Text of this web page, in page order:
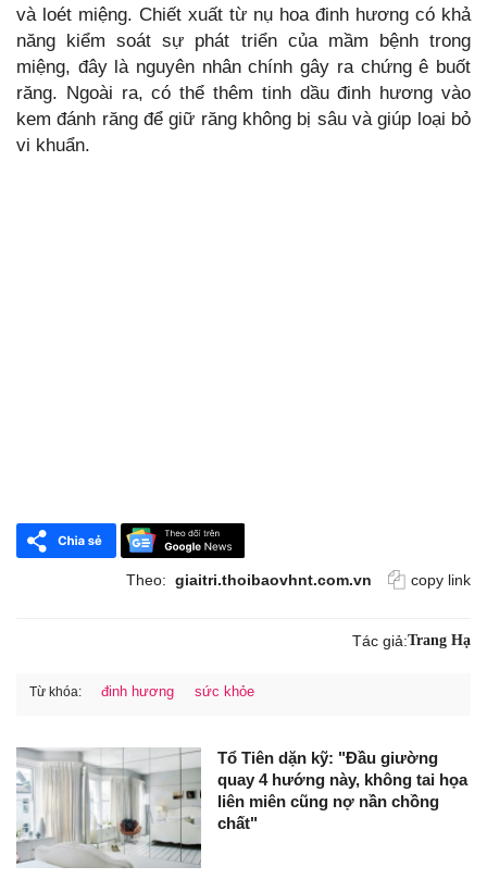
và loét miệng. Chiết xuất từ nụ hoa đinh hương có khả
năng kiểm soát sự phát triển của mầm bệnh trong
miệng, đây là nguyên nhân chính gây ra chứng ê buốt
răng. Ngoài ra, có thể thêm tinh dầu đinh hương vào
kem đánh răng để giữ răng không bị sâu và giúp loại bỏ
vi khuẩn.
Theo: giaitri.thoibaovhnt.com.vn copy link
Tác giả:Trang Hạ
Từ khóa: đinh hương sức khỏe
Tổ Tiên dặn kỹ: "Đầu giường
quay 4 hướng này, không tai họa
liên miên cũng nợ nần chồng
chất"